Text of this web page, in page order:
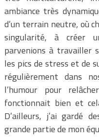
ambiance très
d’un terrain neutre, où
singularité, à créer
parvenions à travailler
les pics de stress et de
régulièrement dans
l’humour pour
fonctionnait bien et
D’ailleurs, j’ai gardé
grande partie de mon